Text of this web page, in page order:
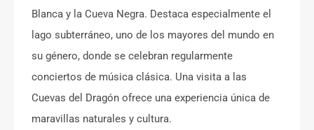
Blanca y la Cueva Negra. Destaca especialmente el
lago subterráneo, uno de los mayores del mundo en
su género, donde se celebran regularmente
conciertos de música clásica. Una visita a las
Cuevas del Dragón ofrece una experiencia única de
maravillas naturales y cultura.